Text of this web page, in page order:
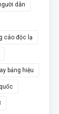
dân
cáo độc lạ
bảng hiệu